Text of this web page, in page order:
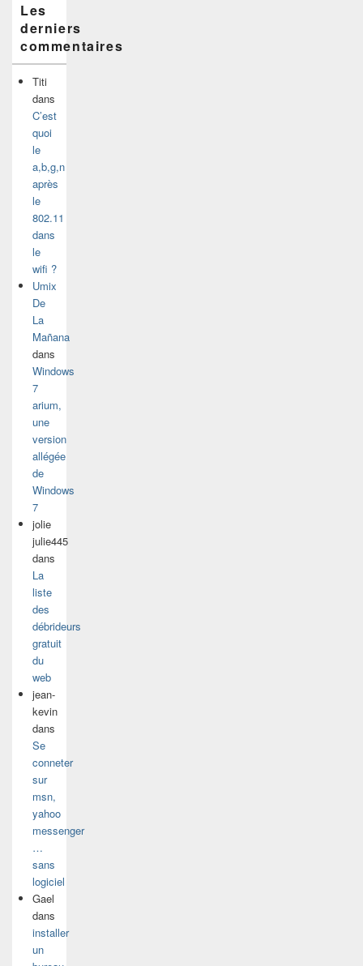
Les
derniers
commentaires
Titi
dans
C’est
quoi
le
a,b,g,n
après
le
802.11
dans
le
wifi ?
Umix
De
La
Mañana
dans
Windows
7
arium,
une
version
allégée
de
Windows
7
jolie
julie445
dans
La
liste
des
débrideurs
gratuit
du
web
jean-
kevin
dans
Se
conneter
sur
msn,
yahoo
messenger
…
sans
logiciel
Gael
dans
installer
un